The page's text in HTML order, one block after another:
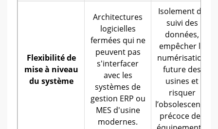
Flexibilité de
mise à niveau
du système
Architectures
logicielles
fermées qui ne
peuvent pas
s'interfacer
avec les
systèmes de
gestion ERP ou
MES d'usine
modernes.
Isolement du
suivi des
données,
empêcher la
numérisation
future des
usines et
risquer
l’obsolescence
précoce des